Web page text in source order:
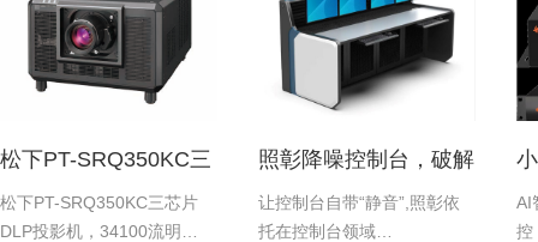
松下PT-SRQ350KC三
芯片DLP投影机
松下PT-SRQ350KC三芯片
DLP投影机，34100流明…
照彰降噪控制台，破解
指挥中心降噪难题
让控制台自带“静音”,照彰依
托在控制台领域…
AI
控